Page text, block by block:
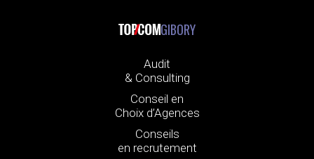
GIBORY
Audit
& Consulting
Conseil en
Choix d’Agences
Conseils
en recrutement